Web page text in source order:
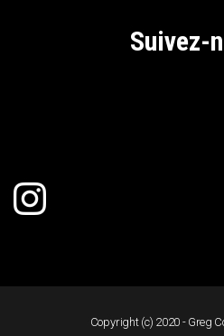
Suivez-
Copyright (c) 2020 - Greg